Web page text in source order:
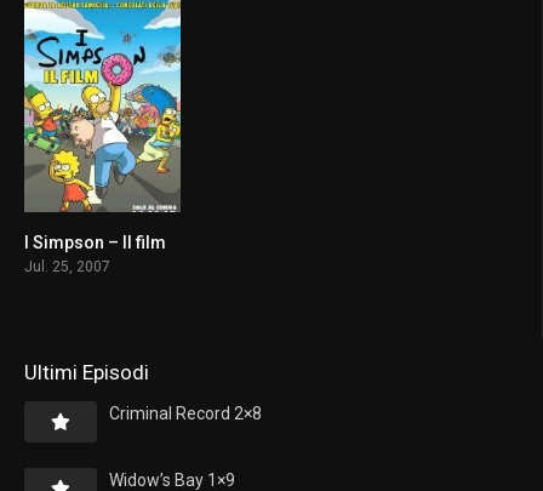
7.3
I Simpson – Il film
Jul. 25, 2007
Ultimi Episodi
Criminal Record 2×8
Widow’s Bay 1×9